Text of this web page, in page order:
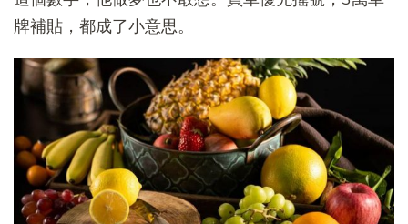
牌補貼，都成了小意思。